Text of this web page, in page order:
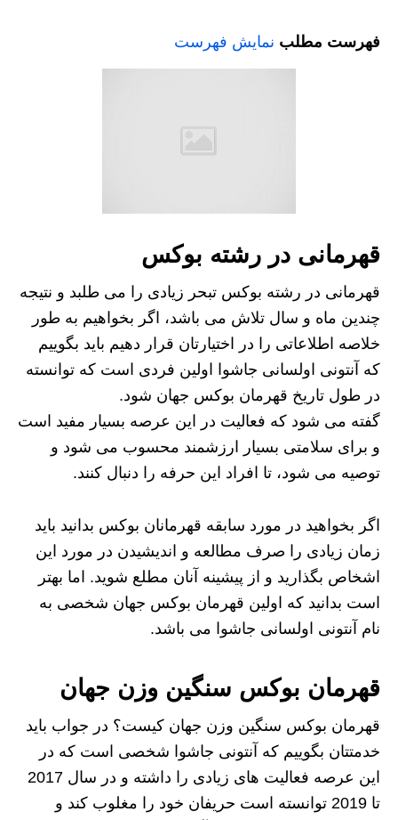
فهرست مطلب نمایش فهرست
قهرمانی در رشته بوکس
قهرمانی در رشته بوکس تبحر زیادی را می طلبد و نتیجه
چندین ماه و سال تلاش می باشد، اگر بخواهیم به طور
خلاصه اطلاعاتی را در اختیارتان قرار دهیم باید بگوییم
که آنتونی اولسانی جاشوا اولین فردی است که توانسته
در طول تاریخ قهرمان بوکس جهان شود.
گفته می شود که فعالیت در این عرصه بسیار مفید است
و برای سلامتی بسیار ارزشمند محسوب می شود و
توصیه می شود، تا افراد این حرفه را دنبال کنند.
اگر بخواهید در مورد سابقه قهرمانان بوکس بدانید باید
زمان زیادی را صرف مطالعه و اندیشیدن در مورد این
اشخاص بگذارید و از پیشینه آنان مطلع شوید. اما بهتر
است بدانید که اولین قهرمان بوکس جهان شخصی به
نام آنتونی اولسانی جاشوا می باشد.
قهرمان بوکس سنگین وزن جهان
قهرمان بوکس سنگین وزن جهان کیست؟ در جواب باید
خدمتتان بگوییم که آنتونی جاشوا شخصی است که در
این عرصه فعالیت های زیادی را داشته و در سال 2017
تا 2019 توانسته است حریفان خود را مغلوب کند و